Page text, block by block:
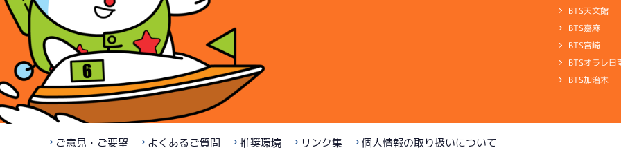
BTS天文館
BTS嘉麻
BTS宮崎
BTSオラレ日
BTS加治木
ご意見・ご要望 よくあるご質問 推奨環境 リンク集 個人情報の取り扱いについて